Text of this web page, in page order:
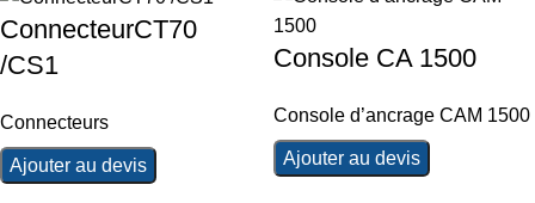
ConnecteurCT70
/CS1
Connecteurs
Ajouter au devis
Console CA 1500
Console d’ancrage CAM 1500
Ajouter au devis